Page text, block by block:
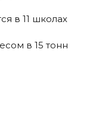
в 11 школах
в 15 тонн